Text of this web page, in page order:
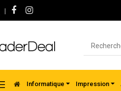
|
Informatique Impression